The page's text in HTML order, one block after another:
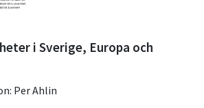
i Sverige, Europa och
Per Ahlin